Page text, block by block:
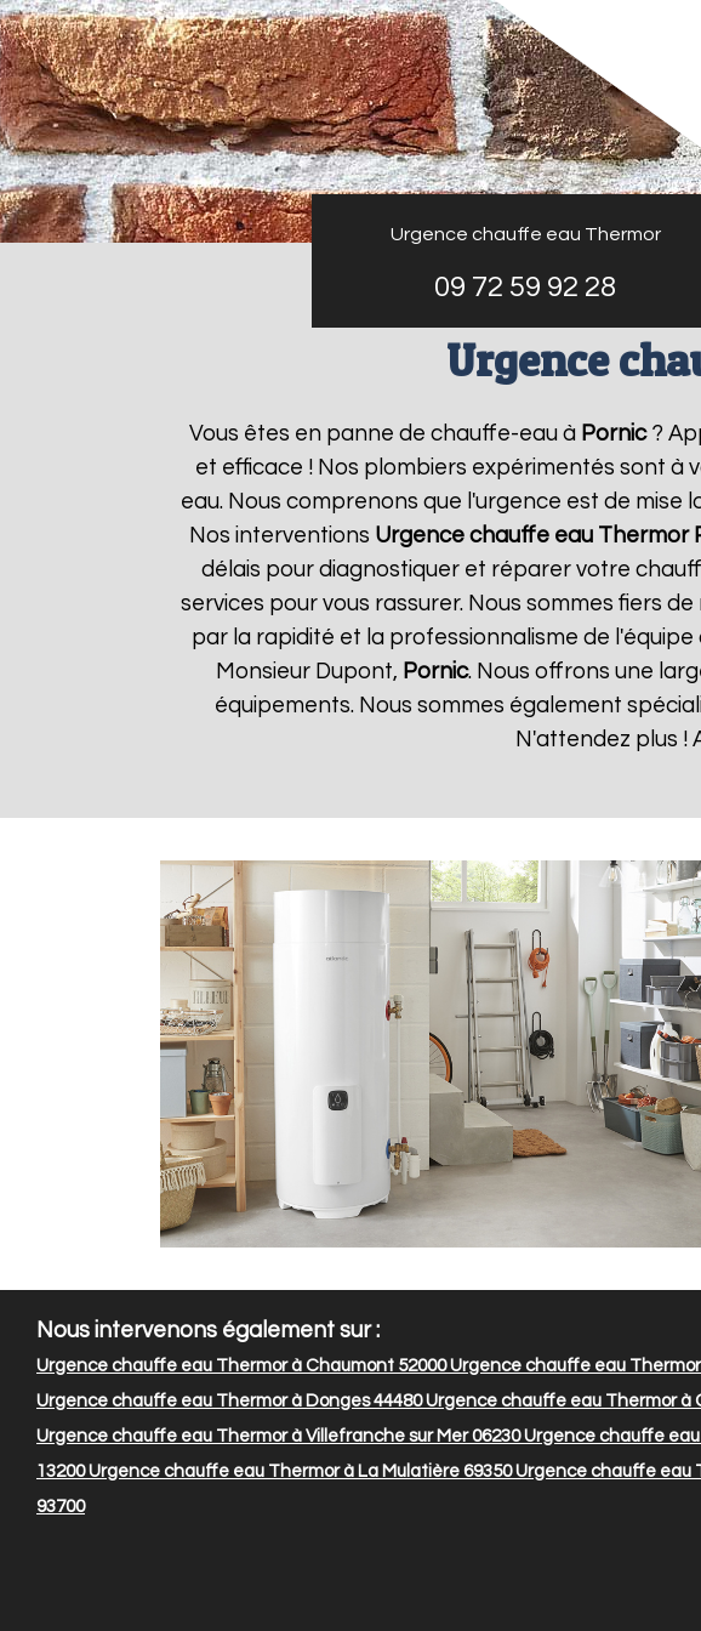
Urgence chauffe eau Thermor
09 72 59 92 28
Urgence
Vous êtes en panne de chauffe-eau à Pornic?
et efficace ! Nos plombiers expérimentés sont à
eau. Nous comprenons que l'urgence est de
Nos interventions Urgence chauffe eau Thermor
délais pour diagnostiquer et réparer votre
services pour vous rassurer. Nous sommes fiers
par la rapidité et la professionnalisme de l'équipe
Monsieur Dupont, Pornic. Nous offrons une
équipements. Nous sommes également
N'attendez plus !
Nous intervenons également sur :
Urgence chauffe eau Thermor à Chaumont 52000Urgence chauffe eau Thermor
Urgence chauffe eau Thermor à Donges 44480Urgence chauffe eau Thermor à
Urgence chauffe eau Thermor à Villefranche sur Mer 06230Urgence chauffe eau
13200Urgence chauffe eau Thermor à La Mulatière 69350Urgence chauffe eau
93700